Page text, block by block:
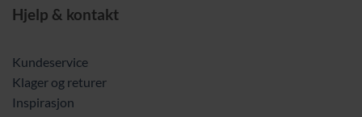
Hjelp & kontakt
Kundeservice
Klager og returer
Inspirasjon